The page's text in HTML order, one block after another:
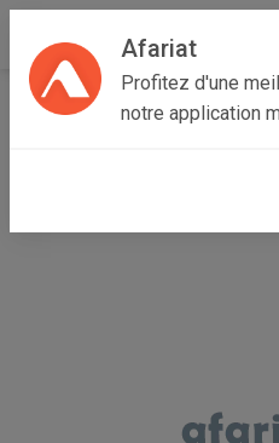
Afariat
Profitez d'une
notre application
Accueil Emploi, affaires et